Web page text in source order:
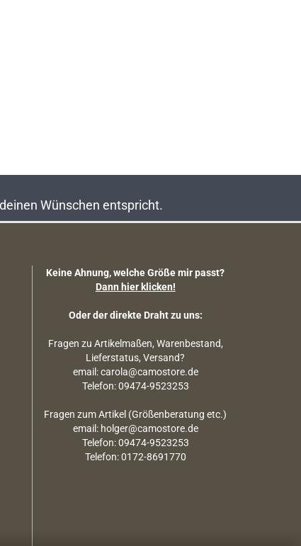
Wünschen entspricht.
Keine Ahnung, welche Größe mir passt?
Dann hier klicken!
Oder der direkte Draht zu uns:
Fragen zu Artikelmaßen, Warenbestand,
Lieferstatus, Versand?
email: carola@camostore.de
Telefon: 09474-9523253
Fragen zum Artikel (Größenberatung etc.)
email: holger@camostore.de
Telefon: 09474-9523253
Telefon: 0172-8691770